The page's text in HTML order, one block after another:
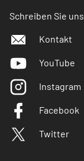
Schreiben Sie uns
Kontakt
YouTube
Instagram
Facebook
Twitter